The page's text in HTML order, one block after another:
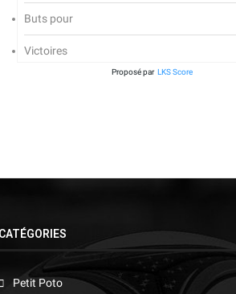
La conférence de lancement de
Mousso Foot 2026
16/07/2026
Buts pour
Victoires
Proposé par LKS Score
Petit Poto